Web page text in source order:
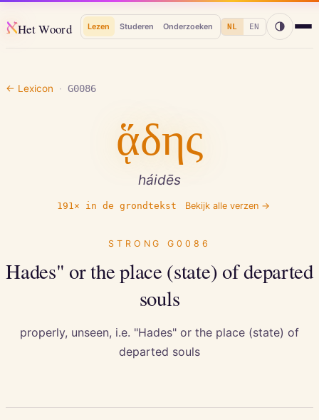
אHet Woord Lezen Studeren Onderzoeken NL EN
← Lexicon · G0086
ᾅδης
háidēs
191× in de grondtekst Bekijk alle verzen →
STRONGG0086
Hades" or the place (state) of departed
souls
properly, unseen, i.e. "Hades" or the place (state) of
departed souls